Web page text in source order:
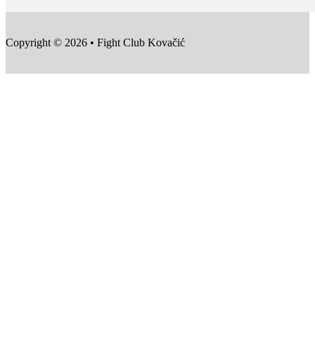
Copyright © 2026 • Fight Club Kovačić